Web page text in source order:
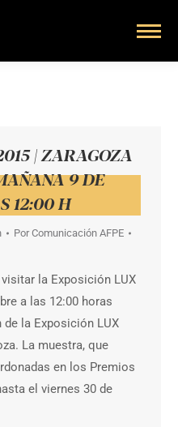
| ZARAGOZA
9 DE
12:00 H
PorComunicación AFPE
visitar la Exposición LUX
a las 12:00 horas
la Exposición LUX
La muestra, que
en los Premios
el viernes 30 de